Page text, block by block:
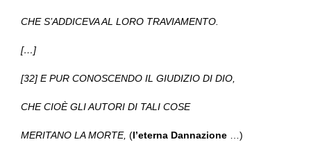
CHE S’ADDICEVA AL LORO TRAVIAMENTO.
[…]
[32] E PUR CONOSCENDO IL GIUDIZIO DI DIO,
CHE CIOÈ GLI AUTORI DI TALI COSE
MERITANO LA MORTE, (l’eterna Dannazione …)